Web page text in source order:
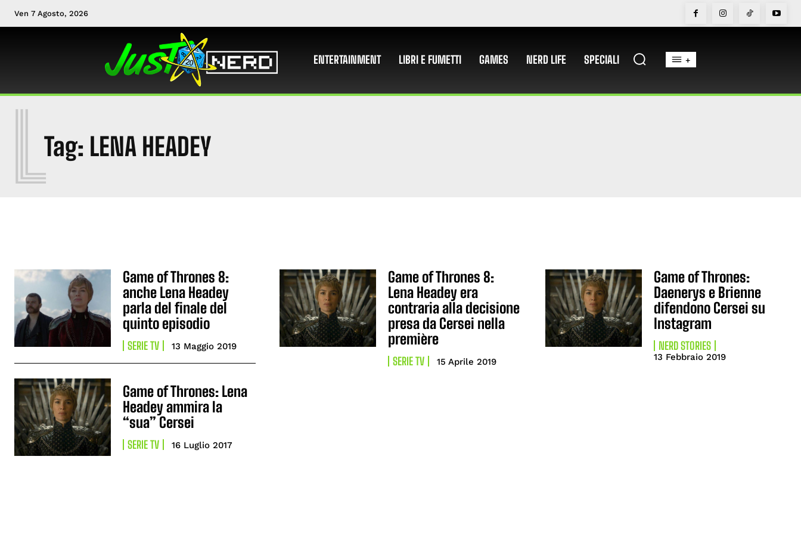
Ven 7 Agosto, 2026
ENTERTAINMENT LIBRI E FUMETTI GAMES NERD LIFE SPECIALI +
Tag: LENA HEADEY
L
Game of Thrones 8:
anche Lena Headey
parla del finale del
quinto episodio
SERIE TV 13 Maggio 2019
Game of Thrones 8:
Lena Headey era
contraria alla decisione
presa da Cersei nella
première
SERIE TV 15 Aprile 2019
Game of Thrones:
Daenerys e Brienne
difendono Cersei su
Instagram
NERD STORIES
13 Febbraio 2019
Game of Thrones: Lena
Headey ammira la
“sua” Cersei
SERIE TV 16 Luglio 2017